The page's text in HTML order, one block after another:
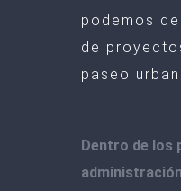
podemos
de
paseo
Dentro de los